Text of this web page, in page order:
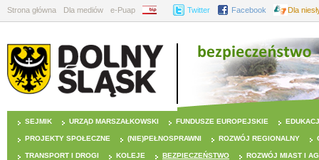
Strona główna Dla mediów e-Puap BIP Twitter Facebook Dla
SEJMIK URZĄD MARSZAŁKOWSKI FUNDUSZE EUROPEJSKIE
PROJEKTY SPOŁECZNE (NIE)PEŁNOSPRAWNI ROZWÓJ REGIONALNY
TRANSPORT I DROGI KOLEJE BEZPIECZEŃSTWO ROZWÓJ MIAST I